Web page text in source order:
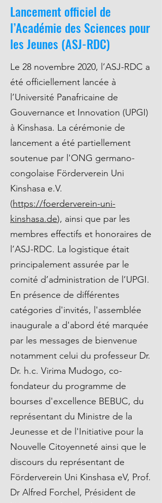
Lancement officiel de
l’Académie des Sciences pour
les Jeunes (ASJ-RDC)
Le 28 novembre 2020, l’ASJ-RDC a
été officiellement lancée à
l’Université Panafricaine de
Gouvernance et Innovation (UPGI)
à Kinshasa. La cérémonie de
lancement a été partiellement
soutenue par l'ONG germano-
congolaise Förderverein Uni
Kinshasa e.V.
(https://foerderverein-uni-
kinshasa.de), ainsi que par les
membres effectifs et honoraires de
l’ASJ-RDC. La logistique était
principalement assurée par le
comité d’administration de l’UPGI.
En présence de différentes
catégories d'invités, l'assemblée
inaugurale a d'abord été marquée
par les messages de bienvenue
notamment celui du professeur Dr.
Dr. h.c. Virima Mudogo, co-
fondateur du programme de
bourses d'excellence BEBUC, du
représentant du Ministre de la
Jeunesse et de l'Initiative pour la
Nouvelle Citoyenneté ainsi que le
discours du représentant de
Förderverein Uni Kinshasa eV, Prof.
Dr Alfred Forchel, Président de